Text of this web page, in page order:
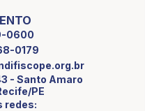
0600
0179
- Santo Amaro
PE
redes: